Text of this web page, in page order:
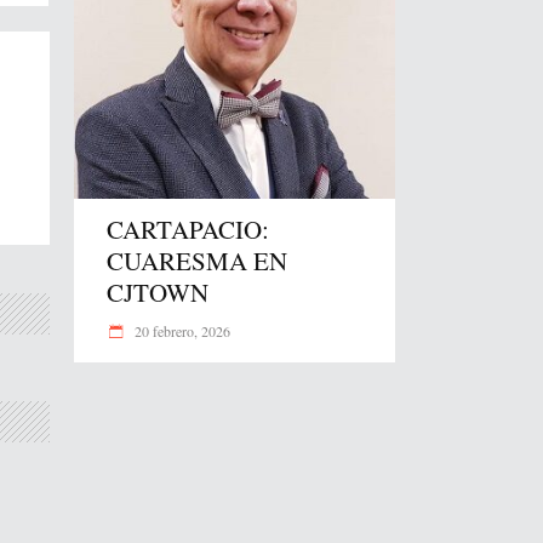
CARTAPACIO:
CUARESMA EN
CJTOWN
20 febrero, 2026